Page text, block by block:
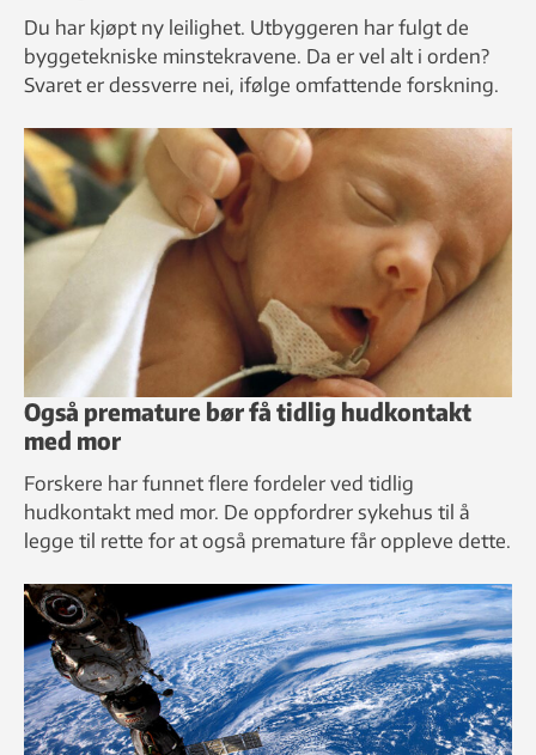
Du har kjøpt ny leilighet. Utbyggeren har fulgt de
byggetekniske minstekravene. Da er vel alt i orden?
Svaret er dessverre nei, ifølge omfattende forskning.
Også premature bør få tidlig hudkontakt
med mor
Forskere har funnet flere fordeler ved tidlig
hudkontakt med mor. De oppfordrer sykehus til å
legge til rette for at også premature får oppleve dette.